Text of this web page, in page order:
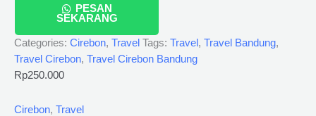
PESAN
SEKARANG
Categories: Cirebon, Travel Tags: Travel , Travel Bandung,
Travel Cirebon, Travel Cirebon Bandung
Rp250.000
Cirebon, Travel